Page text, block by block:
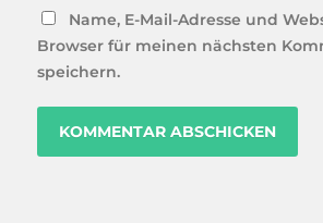
Name, E-Mail-Adresse und
Browser für meinen nächsten
speichern.